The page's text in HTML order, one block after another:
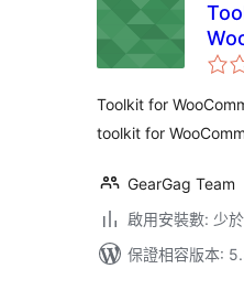
Toolkit for
toolkit for
GearGag Team
啟用安裝數: 少
保證相容版本: